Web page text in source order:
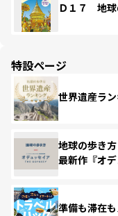
Ｄ１７ 地
特設ページ
世界遺産ラ
地球の歩き
最新作『オデ
準備も滞在